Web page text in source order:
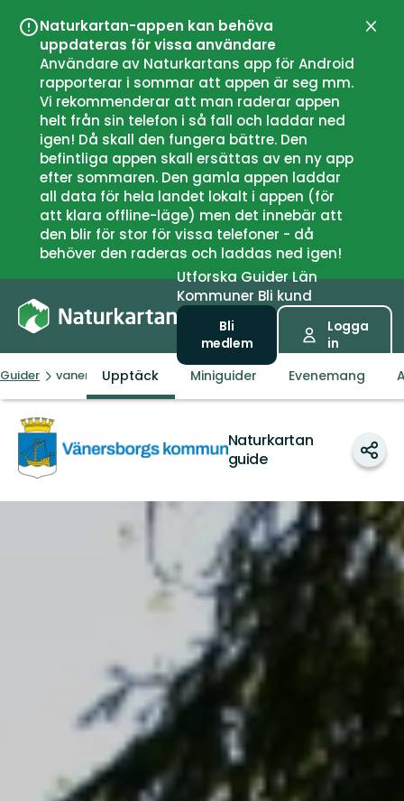
Naturkartan-appen kan behöva
uppdateras för vissa användare
Användare av Naturkartans app för Android
rapporterar i sommar att appen är seg mm.
Vi rekommenderar att man raderar appen
helt från sin telefon i så fall och laddar ned
igen! Då skall den fungera bättre. Den
befintliga appen skall ersättas av en ny app
efter sommaren. Den gamla appen laddar
all data för hela landet lokalt i appen (för
att klara offline-läge) men det innebär att
den blir för stor för vissa telefoner - då
behöver den raderas och laddas ned igen!
UtforskaGuiderLän
Kommuner Bli kund
Bli
medlem
Logga
in
Guider vanersborgUpptäck Miniguider Evenemang
Naturkartan
guide
Dela